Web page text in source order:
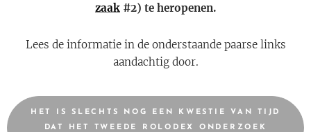
zaak #2) te heropenen.
Lees de informatie in de onderstaande paarse links
aandachtig door.
HET IS SLECHTS NOG EEN KWESTIE VAN TIJD
DAT HET TWEEDE ROLODEX ONDERZOEK